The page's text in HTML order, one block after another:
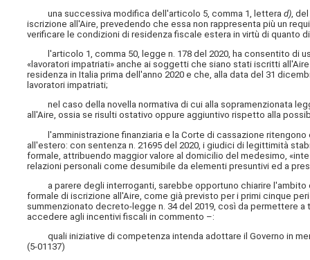
una successiva modifica dell'articolo 5, comma 1, letterad) ,
iscrizione all'Aire, prevedendo che essa non rappresenta più un
verificare le condizioni di residenza fiscale estera in virtù di quanto
l'articolo 1, comma 50, legge n. 178 del 2020, ha consentito di
«lavoratori impatriati» anche ai soggetti che siano stati iscritti
residenza in Italia prima dell'anno 2020 e che, alla data del 31
lavoratori impatriati;
nel caso della novella normativa di cui alla sopramenzionata
all'Aire, ossia se risulti ostativo oppure aggiuntivo rispetto alla
l'amministrazione finanziaria e la Corte di cassazione ritengono
all'estero: con sentenza n. 21695 del 2020, i giudici di legittimità
formale, attribuendo maggior valore al domicilio del medesimo,
relazioni personali come desumibile da elementi presuntivi ed a
a parere degli interroganti, sarebbe opportuno chiarire l'ambito
formale di iscrizione all'Aire, come già previsto per i primi cinque
summenzionato decreto-legge n. 34 del 2019, così da permettere
accedere agli incentivi fiscali in commento –:
quali iniziative di competenza intenda adottare il Governo in
(5-01137)